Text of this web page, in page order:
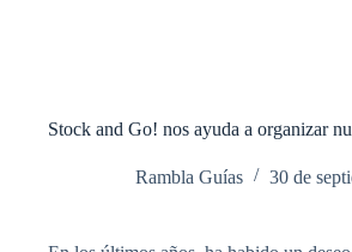
Stock and Go! nos ayuda a organizar
Rambla Guías 30 de